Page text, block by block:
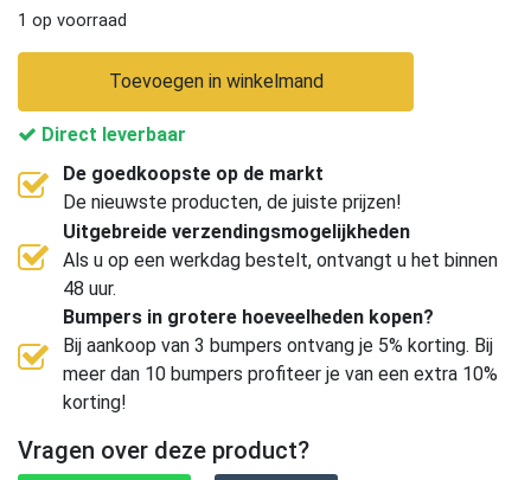
1 op voorraad
Toevoegen in winkelmand
Direct leverbaar
De goedkoopste op de markt
De nieuwste producten, de juiste prijzen!
Uitgebreide verzendingsmogelijkheden
Als u op een werkdag bestelt, ontvangt u het binnen
48 uur.
Bumpers in grotere hoeveelheden kopen?
Bij aankoop van 3 bumpers ontvang je 5% korting. Bij
meer dan 10 bumpers profiteer je van een extra 10%
korting!
Vragen over deze product?